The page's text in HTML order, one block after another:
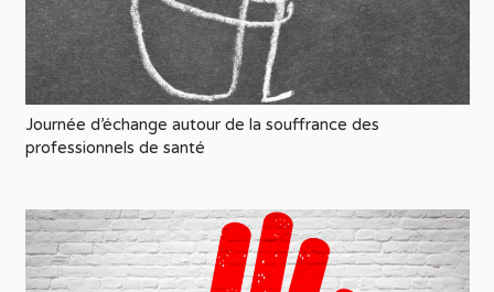
Journée d’échange autour de la souffrance des
professionnels de santé